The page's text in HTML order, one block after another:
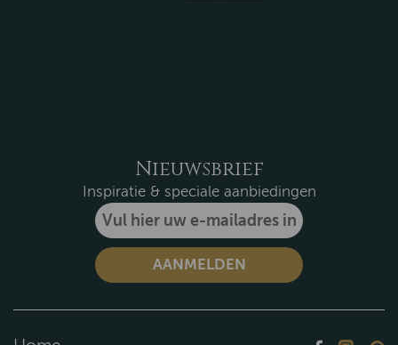
Nieuwsbrief
Inspiratie & speciale aanbiedingen